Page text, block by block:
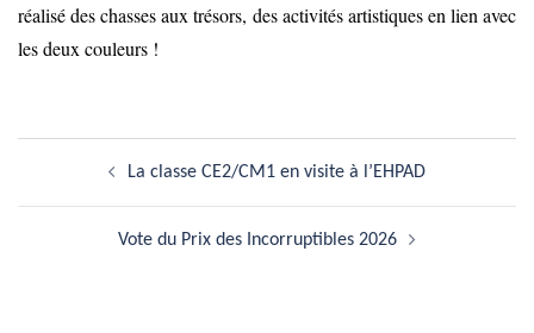
réalisé des chasses aux trésors, des activités artistiques en lien avec
les deux couleurs !
d’article
La classe CE2/CM1 en visite à l’EHPAD
Vote du Prix des Incorruptibles 2026